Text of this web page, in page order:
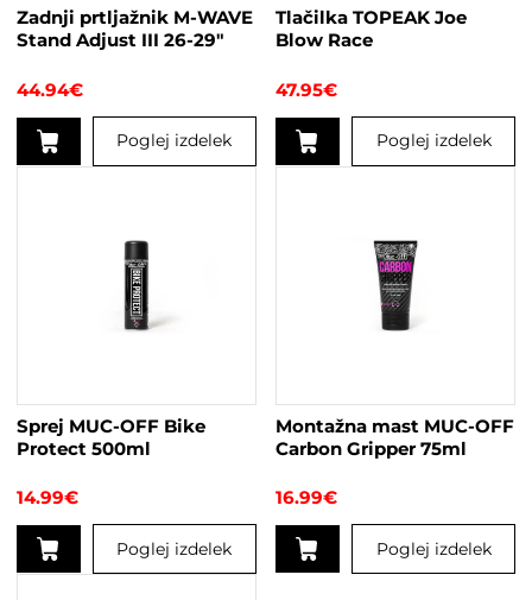
Zadnji prtljažnik M-WAVE
Stand Adjust III 26-29″
44.94€
Poglej izdelek
Tlačilka TOPEAK Joe
Blow Race
47.95€
Poglej izdelek
strani
izdelka
Sprej MUC-OFF Bike
Protect 500ml
14.99€
Poglej izdelek
Montažna mast MUC-OFF
Carbon Gripper 75ml
16.99€
Poglej izdelek